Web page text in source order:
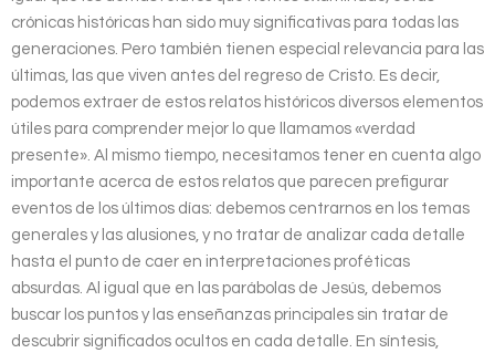
crónicas históricas han sido muy significativas para todas las
generaciones. Pero también tienen especial relevancia para las
últimas, las que viven antes del regreso de Cristo. Es decir,
podemos extraer de estos relatos históricos diversos elementos
útiles para comprender mejor lo que llamamos «verdad
presente». Al mismo tiempo, necesitamos tener en cuenta algo
importante acerca de estos relatos que parecen prefigurar
eventos de los últimos días: debemos centrarnos en los temas
generales y las alusiones, y no tratar de analizar cada detalle
hasta el punto de caer en interpretaciones proféticas
absurdas. Al igual que en las parábolas de Jesús, debemos
buscar los puntos y las enseñanzas principales sin tratar de
descubrir significados ocultos en cada detalle. En síntesis,